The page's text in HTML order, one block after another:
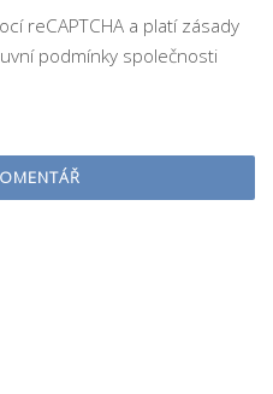
reCAPTCHA a platí zásady
podmínky společnosti